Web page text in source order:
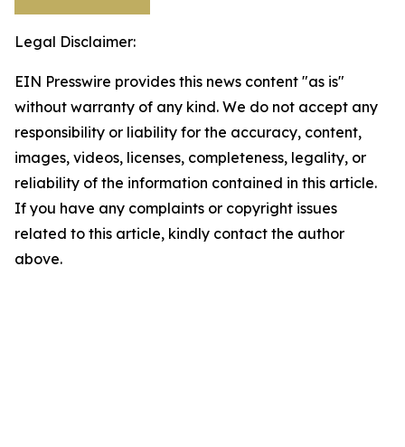
Legal Disclaimer:
EIN Presswire provides this news content "as is"
without warranty of any kind. We do not accept any
responsibility or liability for the accuracy, content,
images, videos, licenses, completeness, legality, or
reliability of the information contained in this article.
If you have any complaints or copyright issues
related to this article, kindly contact the author
above.